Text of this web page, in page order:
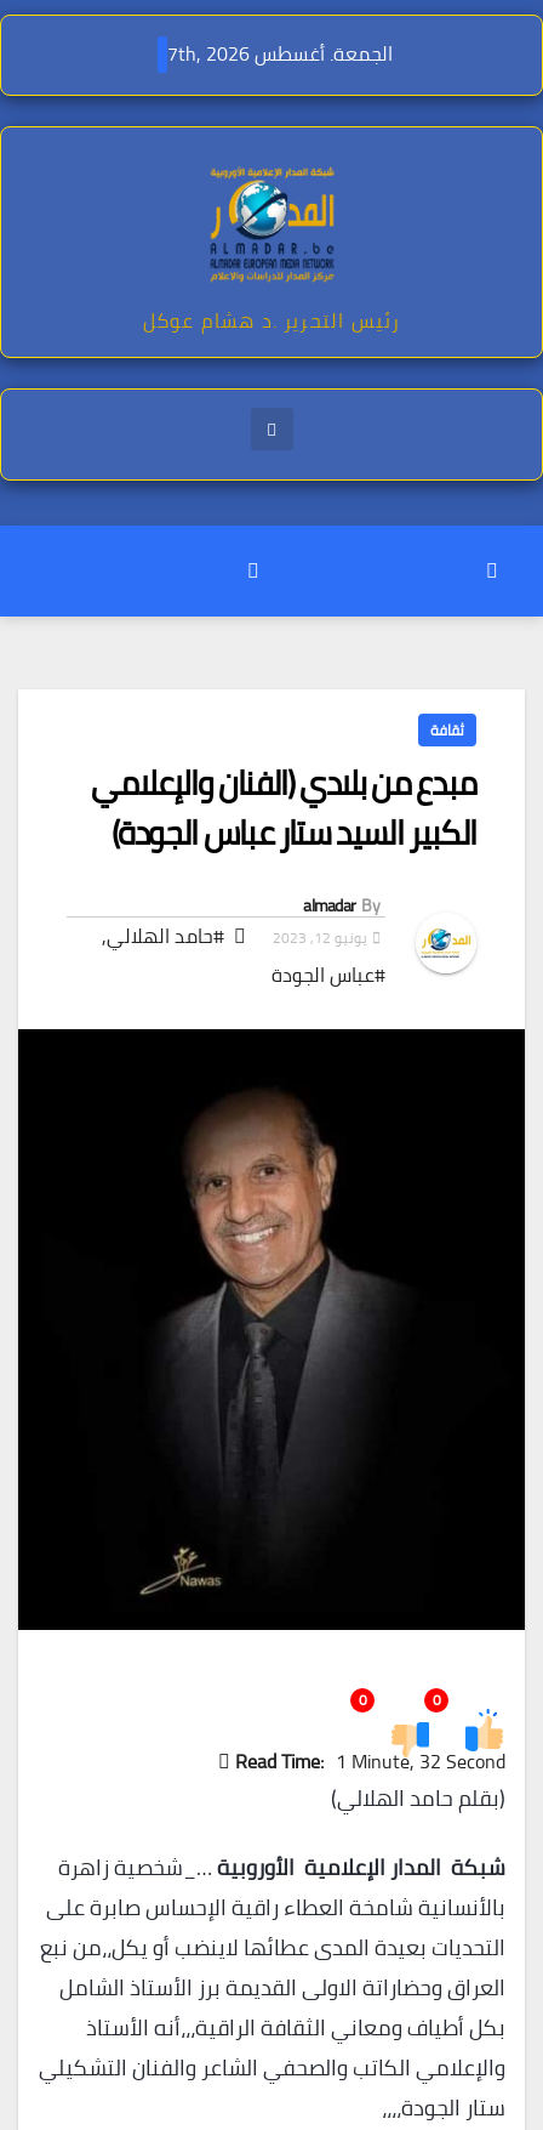
Skip
content
الجمعة. أغسطس 7th, 2026
رئيس التحرير .د هشام عوكل
ثقافة
مبدع من بلادي (الفنان والإعلامي
الكبير السيد ستار عباس الجودة)
By
almadar
يونيو 12, 2023 #حامد الهلالي,
#عباس الجودة
0
0
Read Time: 1 Minute, 32 Second
(بقلم حامد الهلالي)
شبكة المدار الإعلامية الأوروبية…_شخصية زاهرة
بالأنسانية شامخة العطاء راقية الإحساس صابرة على
التحديات بعيدة المدى عطائها لاينضب أو يكل،،من نبع
العراق وحضاراتة الاولى القديمة برز الأستاذ الشامل
بكل أطياف ومعاني الثقافة الراقية،،،أنه الأستاذ
والإعلامي الكاتب والصحفي الشاعر والفنان التشكيلي
ستار الجودة،،،،